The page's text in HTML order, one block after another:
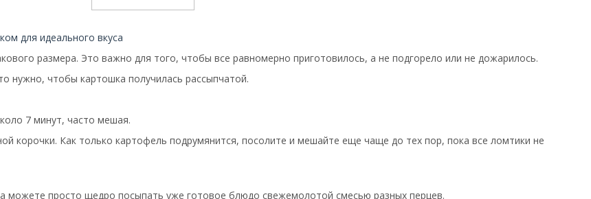
для идеального вкуса
размера. Это важно для того, чтобы все равномерно приготовилось, а не подгорело или не дожарилось.
нужно, чтобы картошка получилась рассыпчатой.
7 минут, часто мешая.
корочки. Как только картофель подрумянится, посолите и мешайте еще чаще до тех пор, пока все ломтики не
можете просто щедро посыпать уже готовое блюдо свежемолотой смесью разных перцев.